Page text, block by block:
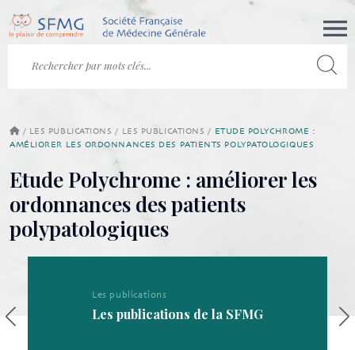
/ LES PUBLICATIONS / LES PUBLICATIONS / ETUDE POLYCHROME :
AMÉLIORER LES ORDONNANCES DES PATIENTS POLYPATOLOGIQUES
Etude Polychrome : améliorer les
ordonnances des patients
polypatologiques
Les publications
Les publications de la SFMG